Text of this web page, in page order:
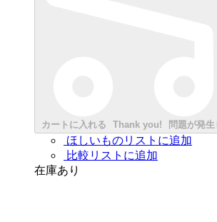
カートに入れる Thank you! 問題が発
ほしいものリストに追加
比較リストに追加
在庫あり